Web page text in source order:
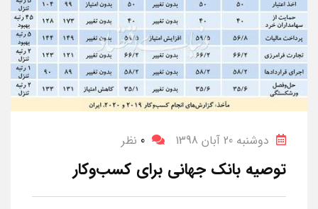
دوشنبه 20 آبان 1398 0 نظر
توصیه بانک جهانی برای کسب‌وکار